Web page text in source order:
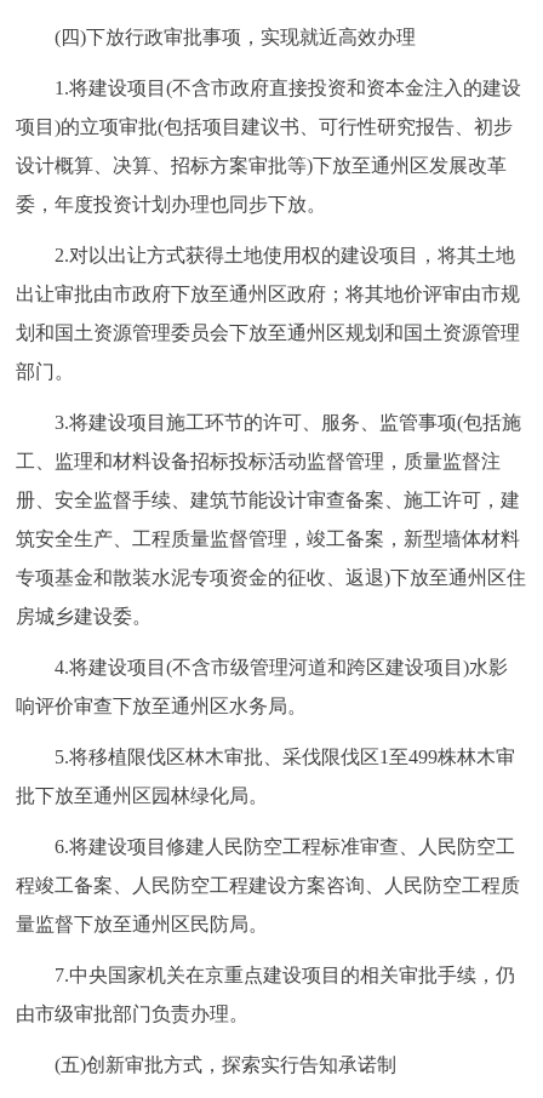
(四)下放行政审批事项，实现就近高效办理
1.将建设项目(不含市政府直接投资和资本金注入的建设
项目)的立项审批(包括项目建议书、可行性研究报告、初步
设计概算、决算、招标方案审批等)下放至通州区发展改革
委，年度投资计划办理也同步下放。
2.对以出让方式获得土地使用权的建设项目，将其土地
出让审批由市政府下放至通州区政府；将其地价评审由市规
划和国土资源管理委员会下放至通州区规划和国土资源管理
部门。
3.将建设项目施工环节的许可、服务、监管事项(包括施
工、监理和材料设备招标投标活动监督管理，质量监督注
册、安全监督手续、建筑节能设计审查备案、施工许可，建
筑安全生产、工程质量监督管理，竣工备案，新型墙体材料
专项基金和散装水泥专项资金的征收、返退)下放至通州区住
房城乡建设委。
4.将建设项目(不含市级管理河道和跨区建设项目)水影
响评价审查下放至通州区水务局。
5.将移植限伐区林木审批、采伐限伐区1至499株林木审
批下放至通州区园林绿化局。
6.将建设项目修建人民防空工程标准审查、人民防空工
程竣工备案、人民防空工程建设方案咨询、人民防空工程质
量监督下放至通州区民防局。
7.中央国家机关在京重点建设项目的相关审批手续，仍
由市级审批部门负责办理。
(五)创新审批方式，探索实行告知承诺制